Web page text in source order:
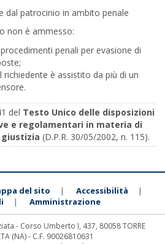
dal patrocinio in ambito penale
non è ammesso:
penali per evasione di
richiedente è assistito da più di un
del Testo Unico delle disposizioni
e regolamentari in materia di
giustizia (D.P.R. 30/05/2002, n. 115).
del sito | Accessibilità |
| Amministrazione
- Corso Umberto I, 437, 80058 TORRE
(NA) - C.F. 90026810631